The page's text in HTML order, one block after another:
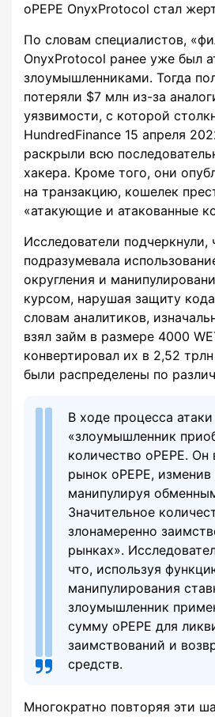
oPEPE OnyxProtocol стал
По словам специалистов,
OnyxProtocol ранее уже был
злоумышленниками. Тогда
потеряли $7 млн из-за
уязвимости, с которой
HundredFinance 15 апреля
раскрыли всю
хакера. Кроме того, они
на транзакцию, кошелек
«атакующие и атакованные
Исследователи подчеркнули,
подразумевала
округления и
курсом, нарушая защиту
словам аналитиков,
взял займ в размере 4000
конвертировал их в 2,52
были распределены по
В ходе процесса атаки
«злоумышленник
количество oPEPE. Он
рынок oPEPE, изменив
манипулируя
Значительное
злонамеренно
рынках».
что, используя
манипулирования
злоумышленник
сумму oPEPE для
заимствований и
средств.
Многократно повторяя эти